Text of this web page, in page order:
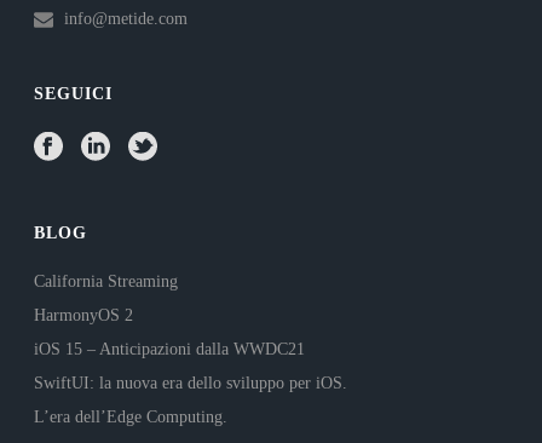
info@metide.com
SEGUICI
BLOG
California Streaming
HarmonyOS 2
iOS 15 – Anticipazioni dalla WWDC21
SwiftUI: la nuova era dello sviluppo per iOS.
L’era dell’Edge Computing.